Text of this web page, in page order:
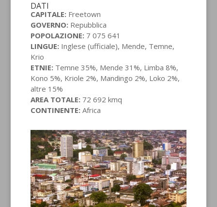
DATI
CAPITALE:Freetown
GOVERNO:Repubblica
POPOLAZIONE:7 075 641
LINGUE:Inglese (ufficiale), Mende, Temne,
Krio
ETNIE:Temne 35%, Mende 31%, Limba 8%,
Kono 5%, Kriole 2%, Mandingo 2%, Loko 2%,
altre 15%
AREA TOTALE:72 692 kmq
CONTINENTE:Africa